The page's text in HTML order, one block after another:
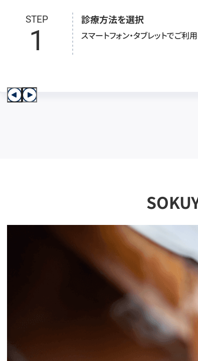
STEP
1
診療方法を選択
スマートフォン・タブレットでご利